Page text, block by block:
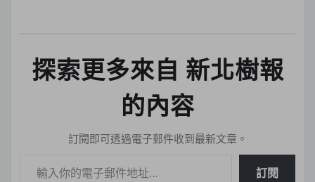
探索更多來自 新北樹報
的內容
訂閱即可透過電子郵件收到最新文章。
訂閱